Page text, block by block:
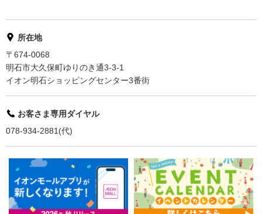
所在地
〒674-0068
明石市大久保町ゆりのき通3-3-1
イオン明石ショッピングセンター3番街
お客さま専用ダイヤル
078-934-2881(代)